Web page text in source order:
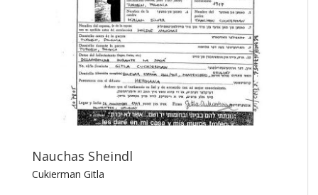
Nauchas Sheindl
Cukierman Gitla